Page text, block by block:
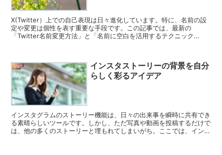
X(Twitter）上での自己表現は日々進化しています。特に、名前の設
定や変更は個性を表す重要な手段です。この記事では、最新の
「Twitter名前変更方法」と「名前に空白を活用するテクニック
SNS
インスタストーリーの背景を自分
らしく彩るアイデア
インスタグラムのストーリー機能は、日々の出来事を瞬時に共有でき
る素晴らしいツールです。しかし、ただ写真や動画を投稿するだけで
は、他の多くのストーリーと埋もれてしまいがち。ここでは、インス